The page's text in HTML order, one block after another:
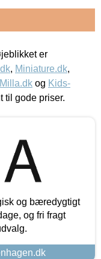
er
, Miniature.dk,
og Kids-
til gode priser.
og bæredygtigt
og fri fragt